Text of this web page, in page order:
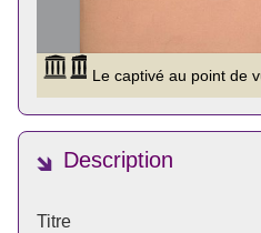
Description
Titre